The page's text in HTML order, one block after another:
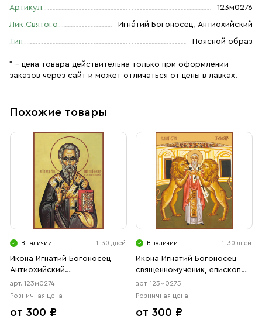
Артикул 123м0276
Лик Святого Игна́тий Богоносец, Антиохийский
Тип Поясной образ
* – цена товара действительна только при оформлении
заказов через сайт и может отличаться от цены в лавках.
Похожие товары
В наличии 1-30 дней
Икона Игнатий Богоносец
Антиохийский
священномученик (АРТ.м0274)
арт. 123м0274
Розничная цена
от 300 ₽
В наличии 1-30 дней
Икона Игнатий Богоносец
священномученик, епископ
Антиохийский (АРТ.м0275)
арт. 123м0275
Розничная цена
от 300 ₽